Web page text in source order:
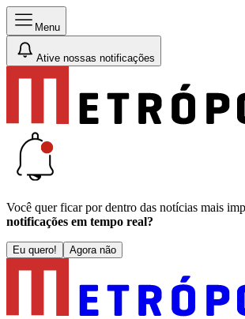
Menu
Ative nossas notificações
Você quer ficar por dentro das notícias mais
notificações em tempo real?
Eu quero! Agora não